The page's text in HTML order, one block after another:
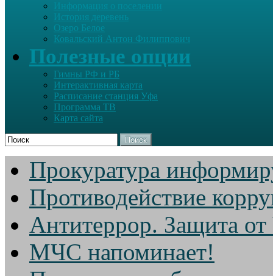
Информация о поселении
История деревень
Озеро Белое
Ковальский Антон Филиппович
Полезные опции
Гимны РФ и РБ
Интерактивная карта
Расписание станция Уфа
Программа ТВ
Карта сайта
Поиск
Прокуратура
Противодействие
Антитеррор. Защита
МЧС напоминает!